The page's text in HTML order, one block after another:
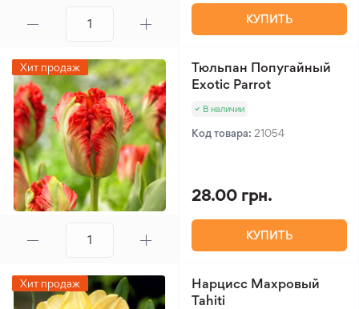
КУПИТЬ
Хит продаж
Тюльпан Попугайный
Exotic Parrot
В наличии
Код товара: 21054
28.00 грн.
КУПИТЬ
Хит продаж
Нарцисс Махровый
Tahiti